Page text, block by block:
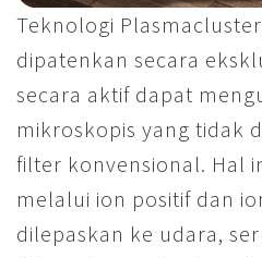
Teknologi
dipatenkan secara
secara aktif dapat
mikroskopis yang tidak
filter konvensional. Hal
melalui ion positif dan
dilepaskan ke udara,